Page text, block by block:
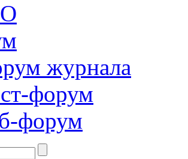
журнала
форум
форум